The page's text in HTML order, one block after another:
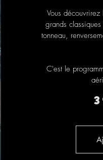
Vous
grands
tonneau,
C'est le